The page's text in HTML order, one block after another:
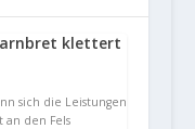
klettert
sich die Leistungen
den Fels